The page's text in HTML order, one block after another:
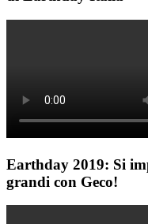
Earthday 2019: Si
grandi con Geco!